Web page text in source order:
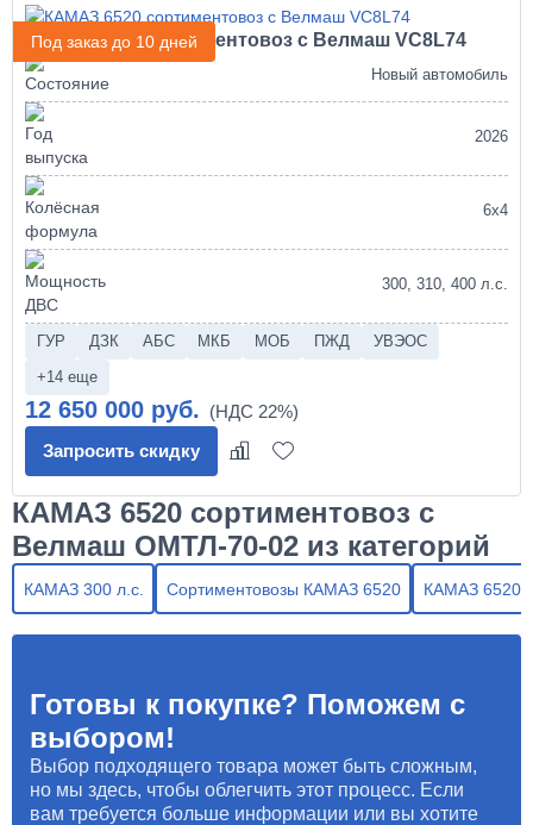
Под заказ до 10 дней
КАМАЗ 6520 сортиментовоз с Велмаш VC8L74
Новый автомобиль
2026
6х4
300, 310, 400 л.с.
ГУР ДЗК АБС МКБ МОБ ПЖД
УВЭОС
+14 еще
12 650 000 руб.
Запросить скидку
КАМАЗ 6520 сортиментовоз с
Велмаш ОМТЛ-70-02 из категорий
КАМАЗ 300 л.с. Сортиментовозы КАМАЗ 6520 КАМАЗ 6520
Готовы к покупке? Поможем с
выбором!
Выбор подходящего товара может быть сложным,
но мы здесь, чтобы облегчить этот процесс. Если
вам требуется больше информации или вы хотите